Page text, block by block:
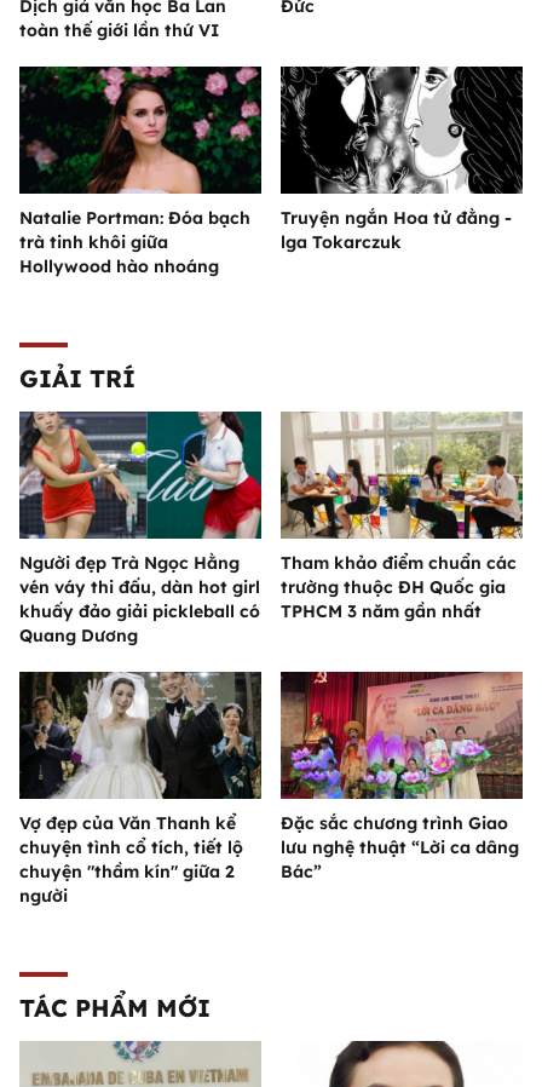
Dịch giả văn học Ba Lan
toàn thế giới lần thứ VI
Đức
Natalie Portman: Đóa bạch
trà tinh khôi giữa
Hollywood hào nhoáng
Truyện ngắn Hoa tử đằng -
lga Tokarczuk
GIẢI TRÍ
Người đẹp Trà Ngọc Hằng
vén váy thi đấu, dàn hot girl
khuấy đảo giải pickleball có
Quang Dương
Tham khảo điểm chuẩn các
trường thuộc ĐH Quốc gia
TPHCM 3 năm gần nhất
Vợ đẹp của Văn Thanh kể
chuyện tình cổ tích, tiết lộ
chuyện "thầm kín" giữa 2
người
Đặc sắc chương trình Giao
lưu nghệ thuật “Lời ca dâng
Bác”
TÁC PHẨM MỚI